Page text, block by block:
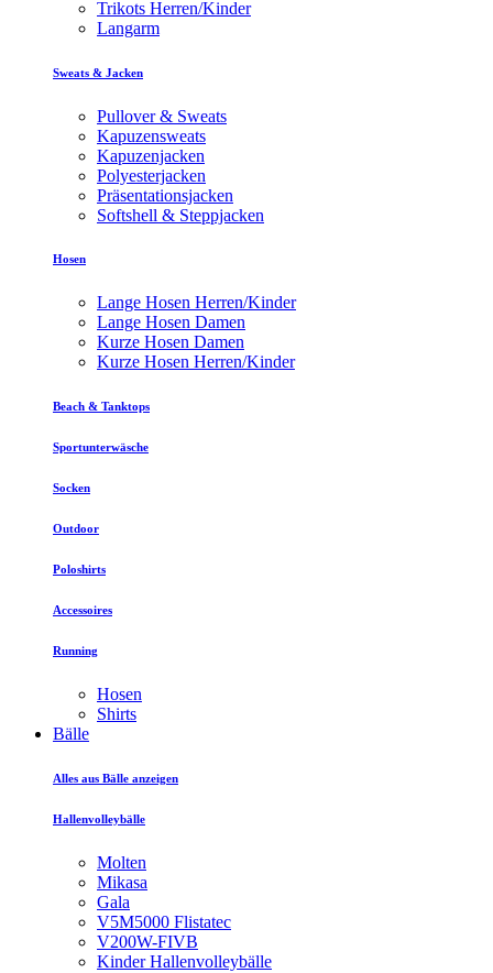
Trikots Herren/Kinder
Langarm
Sweats & Jacken
Pullover & Sweats
Kapuzensweats
Kapuzenjacken
Polyesterjacken
Präsentationsjacken
Softshell & Steppjacken
Hosen
Lange Hosen Herren/Kinder
Lange Hosen Damen
Kurze Hosen Damen
Kurze Hosen Herren/Kinder
Beach & Tanktops
Sportunterwäsche
Socken
Outdoor
Poloshirts
Accessoires
Running
Hosen
Shirts
Bälle
Alles aus Bälle anzeigen
Hallenvolleybälle
Molten
Mikasa
Gala
V5M5000 Flistatec
V200W-FIVB
Kinder Hallenvolleybälle